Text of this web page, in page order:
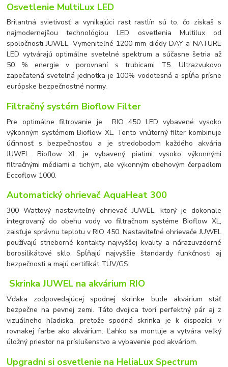
Osvetlenie MultiLux LED
Brilantná svietivosť a vynikajúci rast rastlín sú to, čo získaš s
najmodernejšou technológiou LED osvetlenia Multilux od
spoločnosti JUWEL. Vymeniteľné 1200 mm diódy DAY a NATURE
LED vytvárajú optimálne svetelné spektrum a súčasne šetria až
50 % energie v porovnaní s trubicami T5. Ultrazvukovo
zapečatená svetelná jednotka je 100% vodotesná a spĺňa prísne
európske bezpečnostné normy.
Filtračný systém Bioflow Filter
Pre optimálne filtrovanie je RIO 450 LED vybavené vysoko
výkonným systémom Bioflow XL. Tento vnútorný filter kombinuje
účinnosť s bezpečnosťou a je stredobodom každého akvária
JUWEL. Bioflow XL je vybavený piatimi vysoko výkonnými
filtračnými médiami a tichým, ale výkonným obehovým čerpadlom
Eccoflow 1000.
Automatický ohrievač AquaHeat 300
300 Wattový nastaviteľný ohrievač JUWEL, ktorý je dokonale
integrovaný do obehu vody vo filtračnom systéme Bioflow XL,
zaisťuje správnu teplotu v RIO 450. Nastaviteľné ohrievače JUWEL
používajú strieborné kontakty najvyššej kvality a nárazuvzdorné
borosilikátové sklo. Spĺňajú najvyššie štandardy funkčnosti aj
bezpečnosti a majú certifikát TÜV/GS.
Skrinka JUWEL na akvárium RIO
Vďaka zodpovedajúcej spodnej skrinke bude akvárium stáť
bezpečne na pevnej zemi. Táto dvojica tvorí perfektný pár aj z
vizuálneho hľadiska, pretože spodná skrinka je k dispozícii v
rovnakej farbe ako akvárium. Ľahko sa montuje a vytvára veľký
úložný priestor na príslušenstvo a vybavenie pod akváriom.
Upgradni si osvetlenie na HeliaLux Spectrum